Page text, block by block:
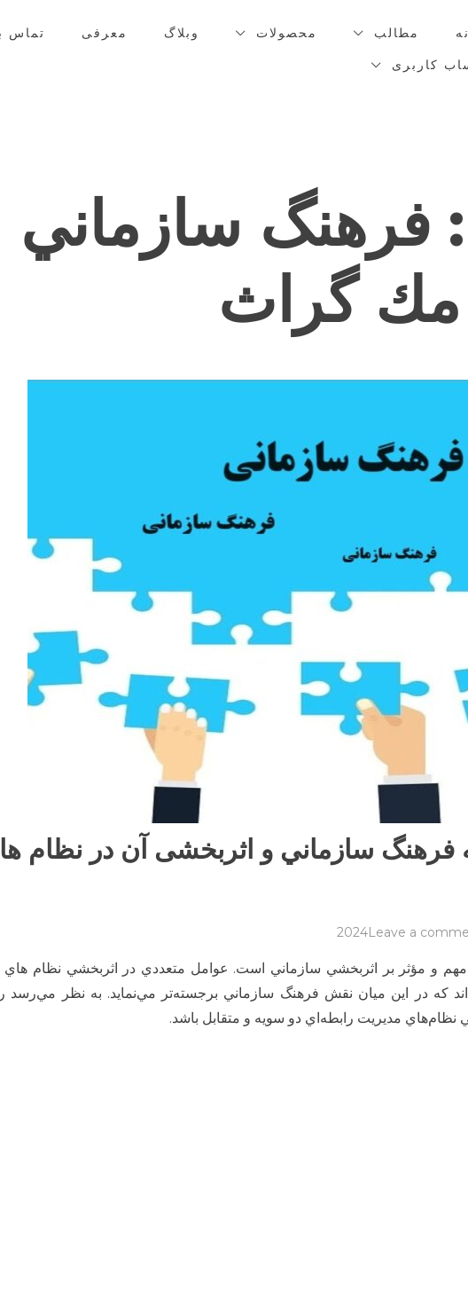
مطالب محصولات وبلاگ معرفی
تماس
کاربری
فرهنگ سازماني
مك گراث
فرهنگ سازماني و اثربخشی آن در نظام
Leave a
on
پرداختن
به
فرهنگ
سازماني
و مؤثر بر اثربخشي سازماني است. عوامل متعددي در اثربخشي نظام هاي
كه در اين ميان نقش فرهنگ سازماني برجسته‌تر مي‌نمايد. به نظر مي‌رسد
نظام‌هاي مديريت رابطه‌اي دو سويه‌ و متقابل باشد.